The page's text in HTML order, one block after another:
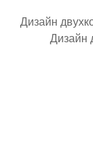
Дизайн
Дизайн